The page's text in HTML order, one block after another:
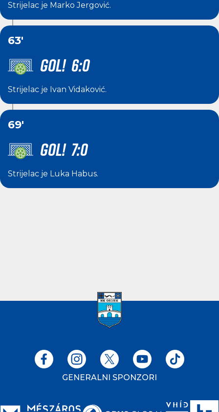
Strijelac je Marko Jergović.
63'
GOL! 6:0
Strijelac je Ivan Vidaković.
69'
GOL! 7:0
Strijelac je Luka Habus.
GENERALNI SPONZORI